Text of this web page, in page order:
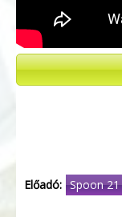
Előadó: Spoon 21